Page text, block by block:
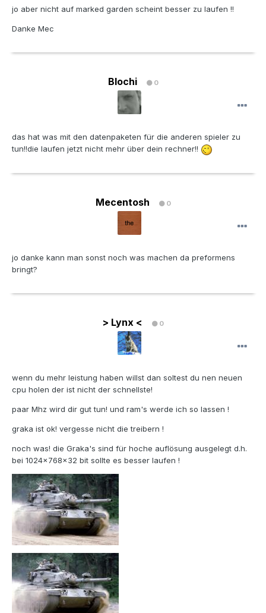
jo aber nicht auf marked garden scheint besser zu laufen !!
Danke Mec
Blochi 0
das hat was mit den datenpaketen für die anderen spieler zu
tun!!die laufen jetzt nicht mehr über dein rechner!!
Mecentosh 0
jo danke kann man sonst noch was machen da preformens
bringt?
> Lynx < 0
wenn du mehr leistung haben willst dan soltest du nen neuen
cpu holen der ist nicht der schnellste!
paar Mhz wird dir gut tun! und ram's werde ich so lassen !
graka ist ok! vergesse nicht die treibern !
noch was! die Graka's sind für hoche auflösung ausgelegt d.h.
bei 1024x768x32 bit sollte es besser laufen !